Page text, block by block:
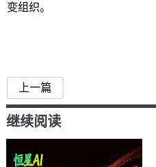
变组织。
上一篇
继续阅读